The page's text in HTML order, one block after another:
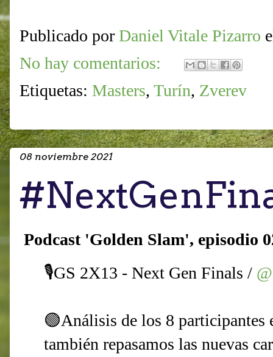
Publicado por Daniel Vitale Pizarro
No hay comentarios:
Etiquetas: Masters, Turín, Zverev
08 noviembre 2021
Podcast 'Golden Slam', episodio
🎙️GS 2X13 - Next Gen Finals /
🟢Análisis de los 8 participantes
también repasamos las nuevas